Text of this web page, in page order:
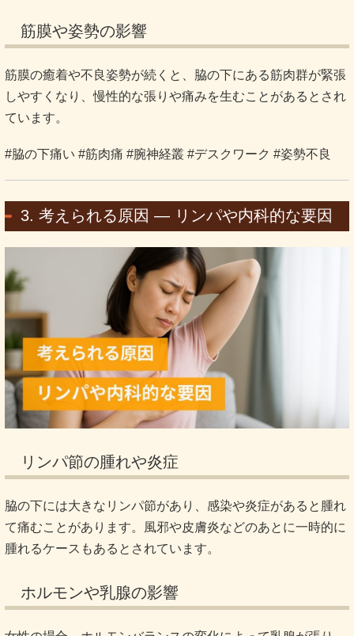
筋膜や姿勢の影響
筋膜の癒着や不良姿勢が続くと、脇の下にある筋肉群が緊張
しやすくなり、慢性的な張りや痛みを生むことがあるとされ
ています。
#脇の下痛い #筋肉痛 #腕神経叢 #デスクワーク #姿勢不良
3. 考えられる原因 ― リンパや内科的な要因
リンパ節の腫れや炎症
脇の下には大きなリンパ節があり、感染や炎症があると腫れ
て痛むことがあります。風邪や皮膚炎などのあとに一時的に
腫れるケースもあるとされています。
ホルモンや乳腺の影響